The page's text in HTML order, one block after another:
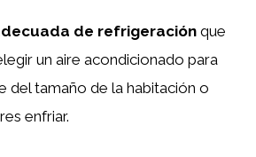
de refrigeración que
un aire acondicionado para
del tamaño de la habitación o
enfriar.